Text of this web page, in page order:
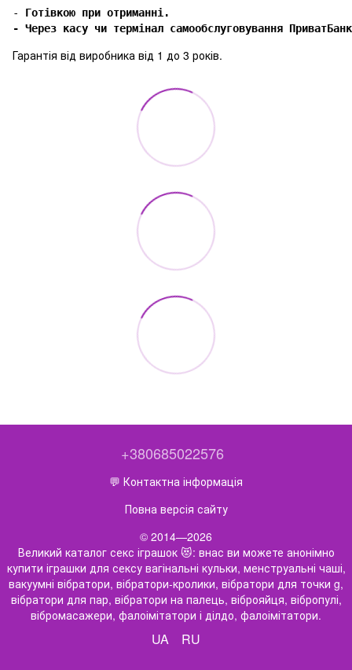
-
Готівкою при отриманні.
- Через касу чи термінал самообслуговування ПриватБанк
Гарантія від виробника від 1 до 3 років.
+380685022576
💬 Контактна інформація
Повна версія сайту
© 2014—2026
Великий каталог секс іграшок 😻: внас ви можете анонімно
купити іграшки для сексу вагінальні кульки, менструальні чаші,
вакуумні вібратори, вібратори-кролики, вібратори для точки g,
вібратори для пар, вібратори на палець, віброяйця, вібропулі,
вібромасажери, фалоімітатори і ділдо, фалоімітатори.
UA RU